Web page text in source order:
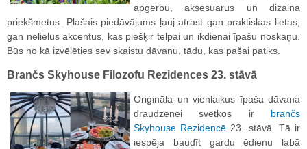
apģērbu, aksesuārus un dizaina
priekšmetus. Plašais piedāvājums ļauj atrast gan praktiskas lietas,
gan nelielus akcentus, kas piešķir telpai un ikdienai īpašu noskaņu.
Būs no kā izvēlēties sev skaistu dāvanu, tādu, kas pašai patiks.
Brančs Skyhouse Filozofu Rezidences 23. stāvā
Oriģināla un vienlaikus īpaša dāvana
draudzenei svētkos ir brančs
Skyhouse Rezidencē 23. stāvā. Tā ir
iespēja baudīt gardu ēdienu labā